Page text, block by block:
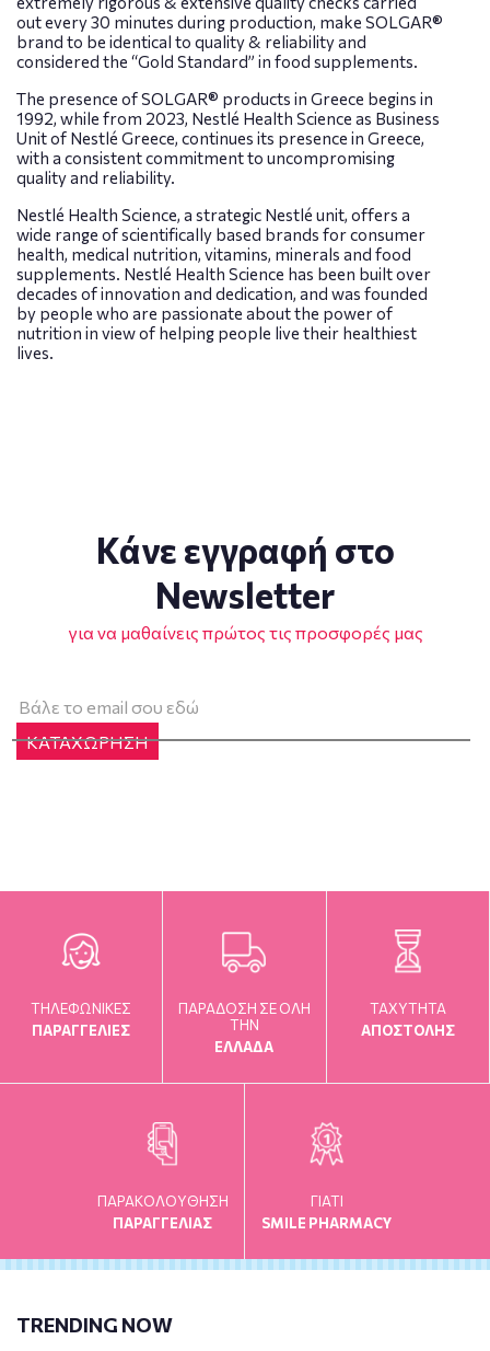
out every 30 minutes during production, make SOLGAR®
brand to be identical to quality & reliability and
considered the “Gold Standard” in food supplements.
The presence of SOLGAR® products in Greece begins in
1992, while from 2023, Nestlé Health Science as Business
Unit of Nestlé Greece, continues its presence in Greece,
with a consistent commitment to uncompromising
quality and reliability.
Nestlé Health Science, a strategic Nestlé unit, offers a
wide range of scientifically based brands for consumer
health, medical nutrition, vitamins, minerals and food
supplements. Nestlé Health Science has been built over
decades of innovation and dedication, and was founded
by people who are passionate about the power of
nutrition in view of helping people live their healthiest
lives.
Κάνε εγγραφή στο
Newsletter
για να μαθαίνεις πρώτος τις προσφορές μας
ΚΑΤΑΧΩΡΗΣΗ
ΤΗΛΕΦΩΝΙΚΕΣ
ΠΑΡΑΓΓΕΛΙΕΣ
ΠΑΡΑΔΟΣΗ ΣΕ ΟΛΗ
ΤΗΝ
ΕΛΛΑΔΑ
TAXYTHTA
ΑΠΟΣΤΟΛΗΣ
ΠΑΡΑΚΟΛΟΥΘΗΣΗ
ΠΑΡΑΓΓΕΛΙΑΣ
ΓΙΑΤΙ
SMILE PHARMACY
TRENDING NOW